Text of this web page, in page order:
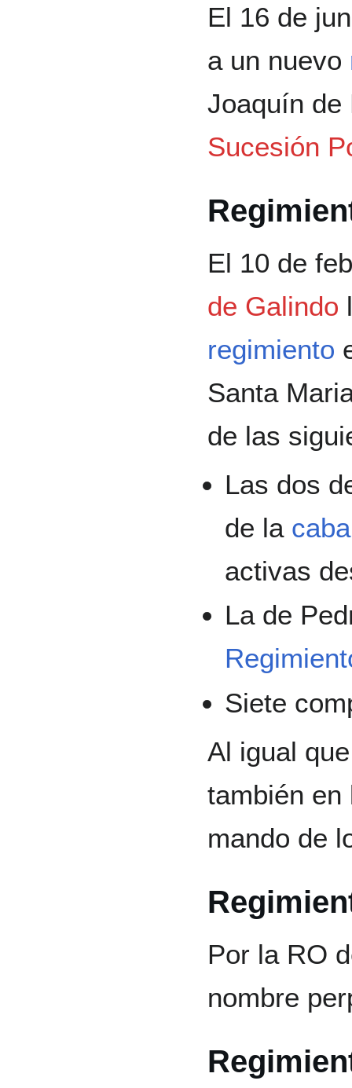
El 16 de
a un nuevo
Joaquín
Sucesión
El 10 de
de Galindo
regimiento
Santa
de las
Las dos
de la
activas
La de
Siete
Al igual
también
mando de
Por la RO
nombre